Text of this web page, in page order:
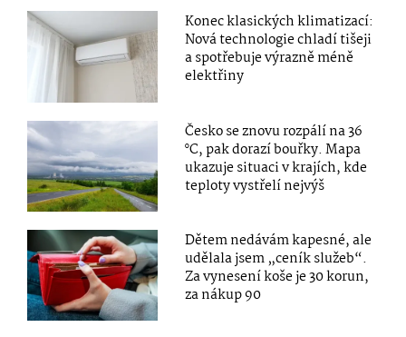
Konec klasických klimatizací:
Nová technologie chladí tišeji
a spotřebuje výrazně méně
elektřiny
Česko se znovu rozpálí na 36
°C, pak dorazí bouřky. Mapa
ukazuje situaci v krajích, kde
teploty vystřelí nejvýš
Dětem nedávám kapesné, ale
udělala jsem „ceník služeb“.
Za vynesení koše je 30 korun,
za nákup 90